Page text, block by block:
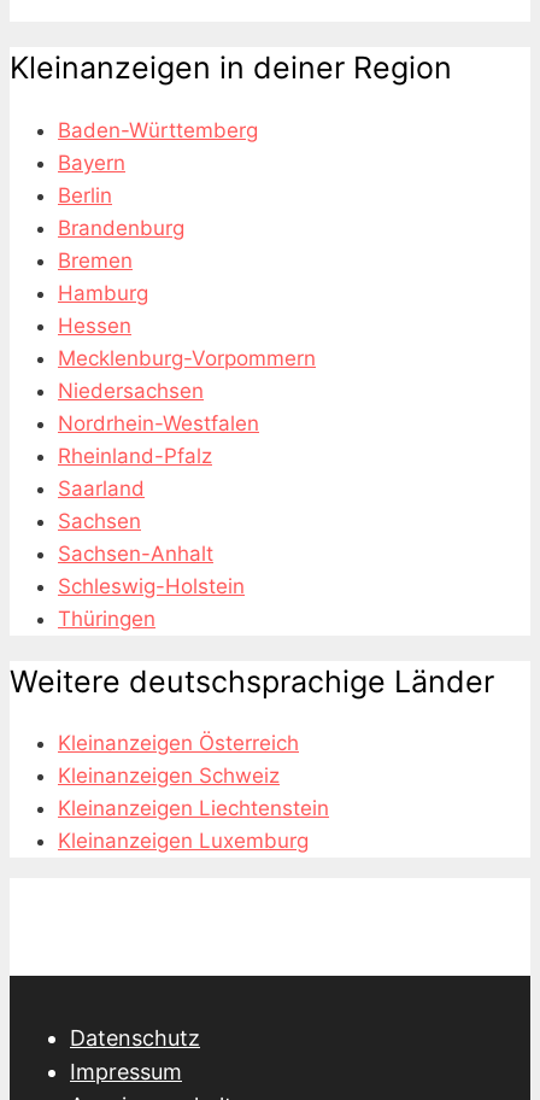
Kleinanzeigen in deiner Region
Baden-Württemberg
Bayern
Berlin
Brandenburg
Bremen
Hamburg
Hessen
Mecklenburg-Vorpommern
Niedersachsen
Nordrhein-Westfalen
Rheinland-Pfalz
Saarland
Sachsen
Sachsen-Anhalt
Schleswig-Holstein
Thüringen
Weitere deutschsprachige Länder
Kleinanzeigen Österreich
Kleinanzeigen Schweiz
Kleinanzeigen Liechtenstein
Kleinanzeigen Luxemburg
Datenschutz
Impressum